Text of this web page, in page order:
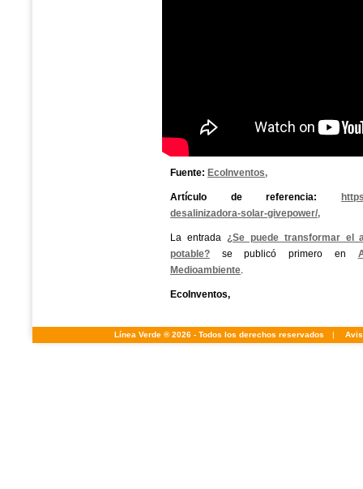
Fuente: EcoInventos,
Artículo de referencia:
desalinizadora-solar-givepower/,
La entrada ¿Se puede transformar el
potable? se publicó primero en
Medioambiente.
EcoInventos,
Línea Verde ® 2026 - Todos los derechos reservados |